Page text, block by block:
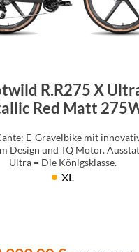
R.R275 X
Red Matt
E-Gravelbike mit
Design und TQ Motor.
Ultra = Die Königsklasse.
XL